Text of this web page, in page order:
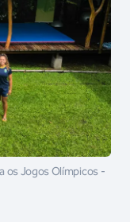
os Jogos Olímpicos -